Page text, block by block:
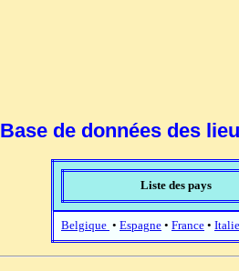
Base de données des
Liste des pays
Belgique • Espagne • France • Italie